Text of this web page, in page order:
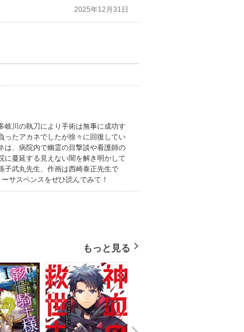
2025年12月31日
岐川の執刀により手術は無事に成功す
ったアカネでしたが徐々に回復してい
は、病院内で幽霊の目撃談や看護師の
蔓延する見えない闇を解き明かして
子武丸先生、作画は西崎泰正先生で
サスペンスをぜひ読んでみて！
もっと見る